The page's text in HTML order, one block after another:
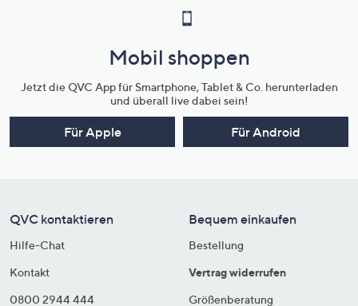
Mobil shoppen
Jetzt die QVC App für Smartphone, Tablet & Co. herunterladen
und überall live dabei sein!
Für Apple Für Android
QVC kontaktieren
Hilfe-Chat
Kontakt
0800 2944 444
Bequem einkaufen
Bestellung
Vertrag widerrufen
Größenberatung